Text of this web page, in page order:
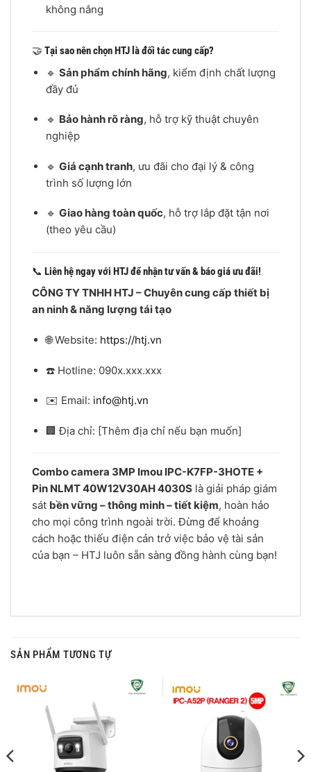
không nắng
🤝 Tại sao nên chọn HTJ là đối tác cung cấp?
🔹 Sản phẩm chính hãng, kiểm định chất lượng
đầy đủ
🔹 Bảo hành rõ ràng, hỗ trợ kỹ thuật chuyên
nghiệp
🔹 Giá cạnh tranh, ưu đãi cho đại lý & công
trình số lượng lớn
🔹 Giao hàng toàn quốc, hỗ trợ lắp đặt tận nơi
(theo yêu cầu)
📞 Liên hệ ngay với HTJ để nhận tư vấn & báo giá ưu đãi!
CÔNG TY TNHH HTJ – Chuyên cung cấp thiết bị
an ninh & năng lượng tái tạo
🌐 Website: https://htj.vn
☎️ Hotline: 090x.xxx.xxx
✉️ Email: info@htj.vn
🏢 Địa chỉ: [Thêm địa chỉ nếu bạn muốn]
Combo camera 3MP Imou IPC-K7FP-3HOTE +
Pin NLMT 40W12V30AH 4030S là giải pháp giám
sát bền vững – thông minh – tiết kiệm, hoàn hảo
cho mọi công trình ngoài trời. Đừng để khoảng
cách hoặc thiếu điện cản trở việc bảo vệ tài sản
của bạn – HTJ luôn sẵn sàng đồng hành cùng bạn!
SẢN PHẨM TƯƠNG TỰ